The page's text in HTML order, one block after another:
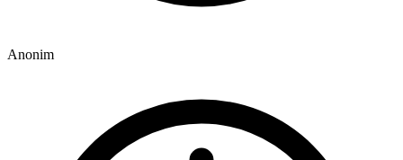
Anonim